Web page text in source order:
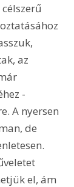
az
-
A nyersen
de
el, ám